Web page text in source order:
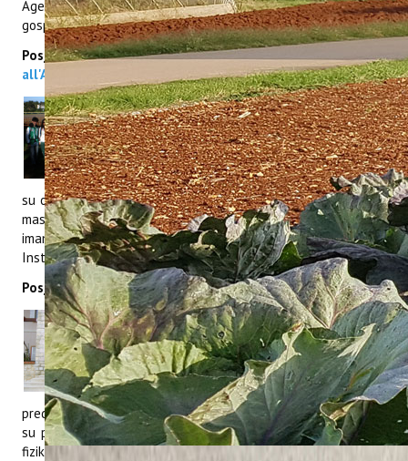
Agenciju za ruralni razvoj, jamu Baredine, te dva agroturistička
gospodarstva „Ograde“ i „Špinovci“.
Posjeta učenikaSrednje enološke škole iz San Michele
all'Adige
U utorak, 23.04.2013. godine Institut za
poljoprivredu i turizam posjetila je grupa
učenika četvrtog razreda srednje enološke
tehničke škole iz talijanskog mjesta San
Michele all'Adige. U sklopu posjeta učenici
su obišli Institut (laboratorije, salu za senzornu analizu vina i
maslinovog ulja i nasade na pokusnom poljoprivrednom
imanju) te su im prikazane aktivnosti i projekti koji se na
Institutu provode.
Posjeta učenikaSrednje škole Zvane Črnja - Rovinj
U ponedjeljak 29.04.2013. Institut za
poljoprivredu i turizam posjetili su
gimnazijalci Srednje škole Zvane Črnja iz
Rovinja koji su u našem Institutu odradili
terensku nastavu s prezentacijama,
predavanjima i pokaznim pokusima naših znanstvenika. Učenici
su posjetili naše laboratorije i sudjelovali u učenju rada na
fizikalno - kemijskim analizama vina i maslinovih ulja.